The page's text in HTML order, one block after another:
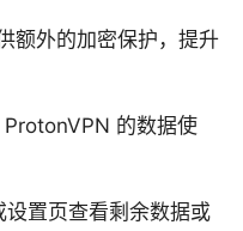
额外的加密保护，提升
的数据使
置页查看剩余数据或